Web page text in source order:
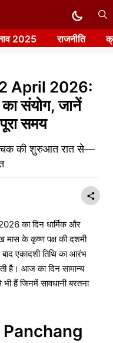
2025 राजनीति
April 2026:
संयोग, जानें
समय
पंचक की शुरुआत रात से—
का दिन धार्मिक और
मास के कृष्ण पक्ष की दशमी
एकादशी तिथि का आरंभ
है। आज का दिन सामान्य
हैं जिनमें सावधानी बरतना
Panchang